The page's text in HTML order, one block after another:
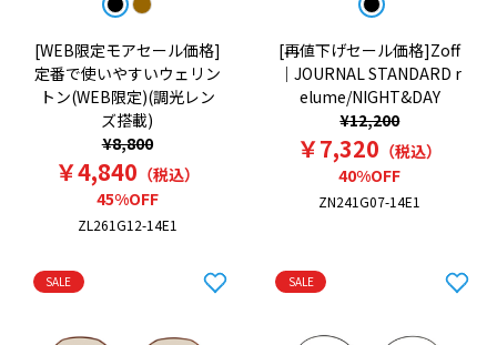
[WEB限定モアセール価格]
定番で使いやすいウェリン
トン(WEB限定)(調光レン
ズ搭載)
¥8,800
￥4,840 （税込）
45%OFF
ZL261G12-14E1
[再値下げセール価格]Zoff
｜JOURNAL STANDARD r
elume/NIGHT&DAY
¥12,200
￥7,320 （税込）
40%OFF
ZN241G07-14E1
SALE SALE